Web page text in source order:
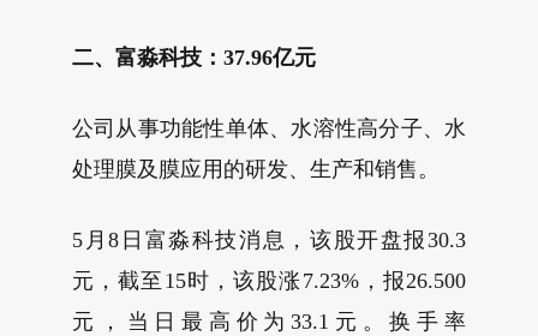
二、富淼科技：37.96亿元
公司从事功能性单体、水溶性高分子、水
处理膜及膜应用的研发、生产和销售。
5月8日富淼科技消息，该股开盘报30.3
元，截至15时，该股涨7.23%，报26.500
元，当日最高价为33.1元。换手率